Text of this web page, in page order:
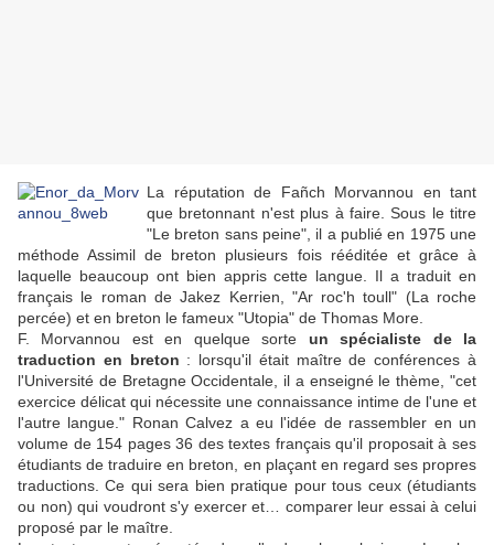
La réputation de Fañch Morvannou en tant
que bretonnant n'est plus à faire. Sous le titre
"Le breton sans peine", il a publié en 1975 une
méthode Assimil de breton plusieurs fois rééditée et grâce à
laquelle beaucoup ont bien appris cette langue. Il a traduit en
français le roman de Jakez Kerrien, "Ar roc'h toull" (La roche
percée) et en breton le fameux "Utopia" de Thomas More.
F. Morvannou est en quelque sorte un spécialiste de la
traduction en breton : lorsqu'il était maître de conférences à
l'Université de Bretagne Occidentale, il a enseigné le thème, "cet
exercice délicat qui nécessite une connaissance intime de l'une et
l'autre langue." Ronan Calvez a eu l'idée de rassembler en un
volume de 154 pages 36 des textes français qu'il proposait à ses
étudiants de traduire en breton, en plaçant en regard ses propres
traductions. Ce qui sera bien pratique pour tous ceux (étudiants
ou non) qui voudront s'y exercer et… comparer leur essai à celui
proposé par le maître.